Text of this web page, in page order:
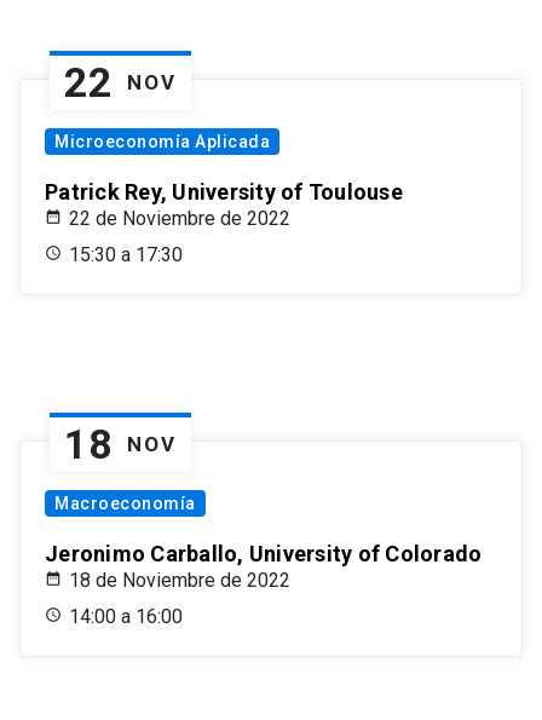
22 NOV
Microeconomía Aplicada
Patrick Rey, University of Toulouse
22 de Noviembre de 2022
15:30 a 17:30
18 NOV
Macroeconomía
Jeronimo Carballo, University of Colorado
18 de Noviembre de 2022
14:00 a 16:00